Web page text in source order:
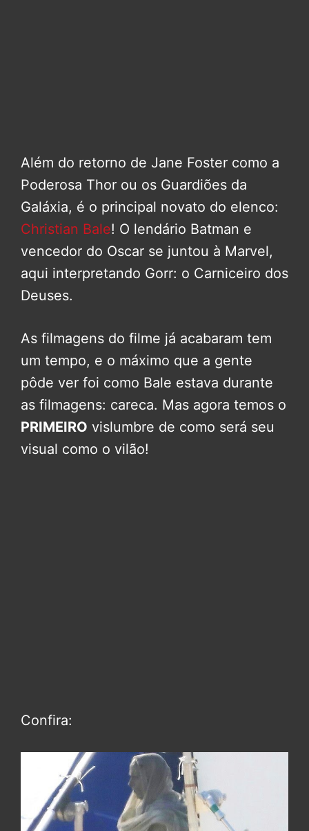
Além do retorno de Jane Foster como a
Poderosa Thor ou os Guardiões da
Galáxia, é o principal novato do elenco:
Christian Bale! O lendário Batman e
vencedor do Oscar se juntou à Marvel,
aqui interpretando Gorr: o Carniceiro dos
Deuses.
As filmagens do filme já acabaram tem
um tempo, e o máximo que a gente
pôde ver foi como Bale estava durante
as filmagens: careca. Mas agora temos o
PRIMEIRO vislumbre de como será seu
visual como o vilão!
Confira: